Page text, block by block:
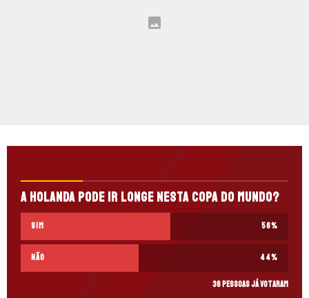
A Holanda pode ir longe nesta Copa do Mundo?
Sim 56%
Não 44%
36 pessoas já votaram